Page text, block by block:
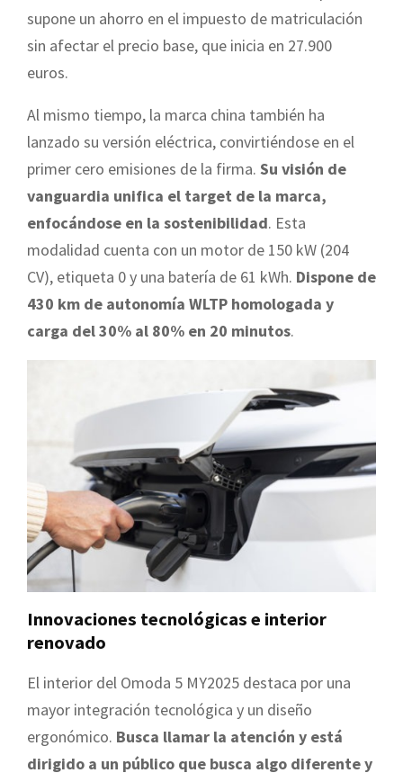
supone un ahorro en el impuesto de matriculación
sin afectar el precio base, que inicia en 27.900
euros.
Al mismo tiempo, la marca china también ha
lanzado su versión eléctrica, convirtiéndose en el
primer cero emisiones de la firma. Su visión de
vanguardia unifica el target de la marca,
enfocándose en la sostenibilidad. Esta
modalidad cuenta con un motor de 150 kW (204
CV), etiqueta 0 y una batería de 61 kWh. Dispone de
430 km de autonomía WLTP homologada y
carga del 30% al 80% en 20 minutos.
Innovaciones tecnológicas e interior
renovado
El interior del Omoda 5 MY2025 destaca por una
mayor integración tecnológica y un diseño
ergonómico. Busca llamar la atención y está
dirigido a un público que busca algo diferente y